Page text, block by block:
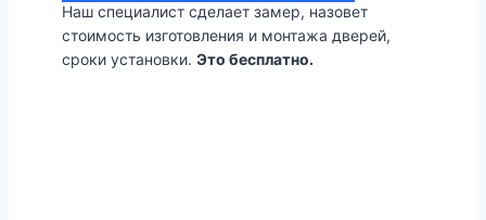
Наш специалист сделает замер, назовет
стоимость изготовления и монтажа дверей,
сроки установки. Это бесплатно.